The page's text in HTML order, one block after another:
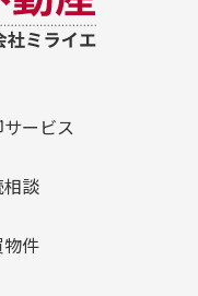
ービス
談
件